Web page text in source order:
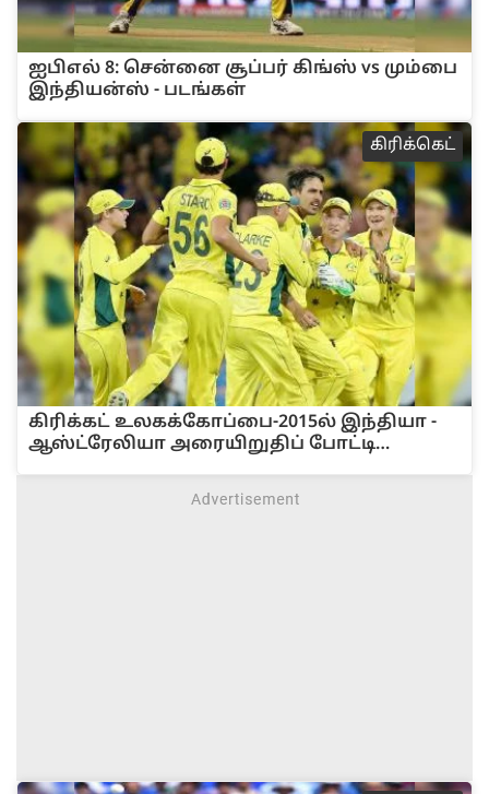
ஐபிஎல் 8: சென்னை சூப்பர் கிங்ஸ் vs மும்பை
இந்தியன்ஸ் - படங்கள்
‌‌கி‌ரி‌க்கெ‌ட்
கிரிக்கட் உலகக்கோப்பை-2015ல் இந்தியா -
ஆஸ்ட்ரேலியா அரையிறுதிப் போட்டி